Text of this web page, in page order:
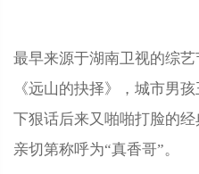
最早来源于湖南卫视的综
《远山的抉择》，城市男
下狠话后来又啪啪打脸的
亲切第称呼为“真香哥”。